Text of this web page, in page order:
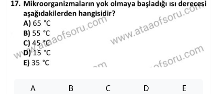
A B C D E